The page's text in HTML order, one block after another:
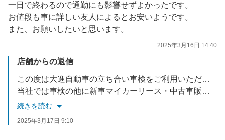
一日で終わるので通勤にも影響せずよかったです。
お値段も車に詳しい友人によるとお安いようです。
また、お願いしたいと思います。
2025年3月16日 14:40
店舗からの返信
この度は大進自動車の立ち合い車検をご利用いただきありがとうございました！「また、お願いしたいと思います。」とのお言葉、とても嬉しく励みになります。今後もお客様に快くご利用いただけるように従業員一同、一生懸命心がけてまいります。
当社では車検の他に新車マイカーリース・中古車販売・キズヘコミ直し・万が一の事故受付・保険の見直しなどお車の事はトータルサポートさせていただいております。何かございましたらぜひご相談くださいませ。またのご来店を心よりお待ちしております！☺
続きを読む
2025年3月17日 9:10